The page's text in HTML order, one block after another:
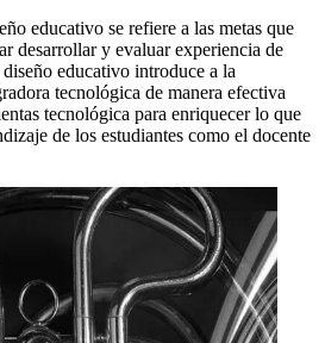
educativo se refiere a las metas que
desarrollar y evaluar experiencia de
educativo introduce a la
tecnológica de manera efectiva
tecnológica para enriquecer lo que
de los estudiantes como el docente